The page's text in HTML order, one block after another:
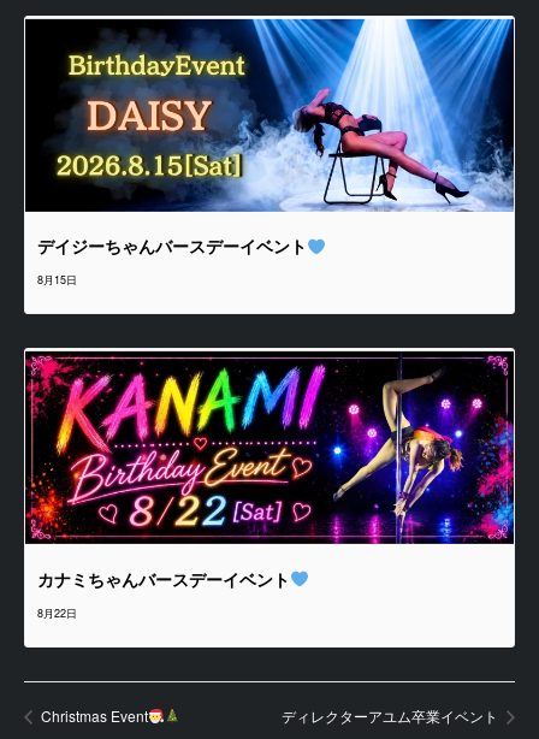
デイジーちゃんバースデーイベント
8月15日
カナミちゃんバースデーイベント
8月22日
Christmas Event ディレクターアユム卒業イベント